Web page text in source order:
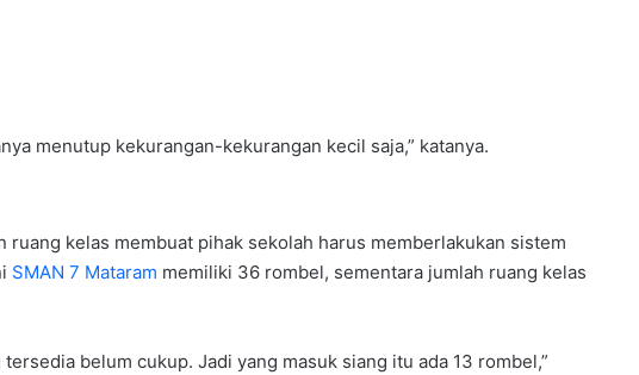
menutup kekurangan-kekurangan kecil saja,” katanya.
ruang kelas membuat pihak sekolah harus memberlakukan sistem
SMAN 7 Mataram memiliki 36 rombel, sementara jumlah ruang kelas
belum cukup. Jadi yang masuk siang itu ada 13 rombel,”